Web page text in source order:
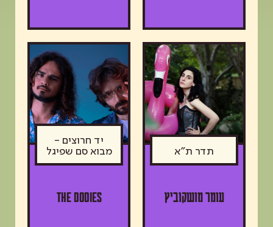
תדר ת"א
עומר מושקוביץ
יד חרוצים -
מבוא סם שפיגל
The Dodies